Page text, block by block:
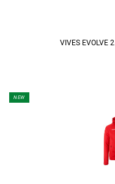
VIVES EVOLVE
NEW